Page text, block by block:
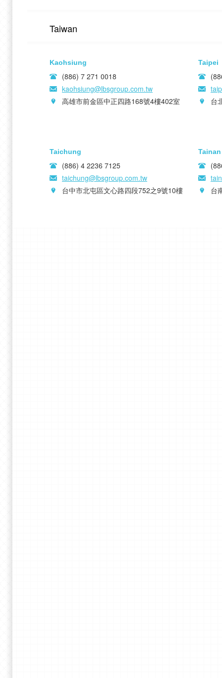
Taiwan
Kaohsiung
(886) 7 271 0018
kaohsiung@lbsgroup.com.tw
高雄市前金區中正四路168號4樓402室
Taipei
台
Taichung
(886) 4 2236 7125
taichung@lbsgroup.com.tw
台中市北屯區文心路四段752之9號10樓
Tainan
台